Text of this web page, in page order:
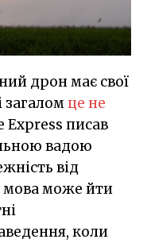
дрон має свої
загаломце не
Express писав
вадою
від
мова може йти
коли